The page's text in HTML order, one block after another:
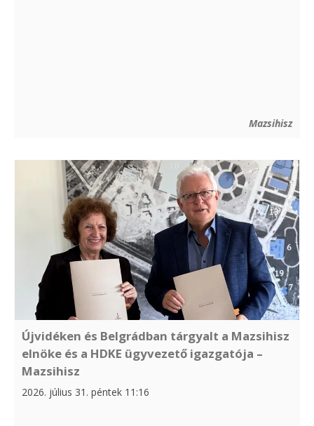
Mazsihisz
Újvidéken és Belgrádban tárgyalt a Mazsihisz
elnöke és a HDKE ügyvezető igazgatója –
Mazsihisz
2026. július 31. péntek 11:16